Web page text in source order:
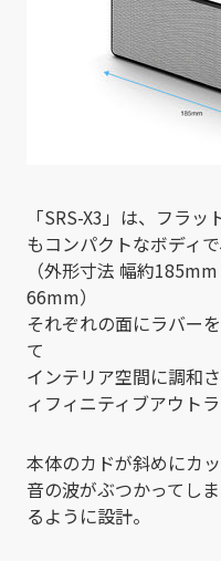
「SRS-X3」は、フラ
もコンパクトなボディで
（外形寸法 幅約
66mm）
それぞれの面にラバー
て
インテリア空間に調和
ィフィニティブアウト
本体のカドが斜めにカ
音の波がぶつかってし
るように設計。